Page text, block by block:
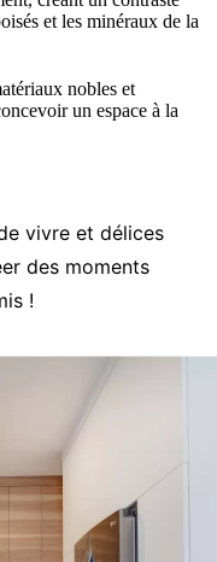
et les minéraux de la
nobles et
un espace à la
vivre et délices
des moments
!